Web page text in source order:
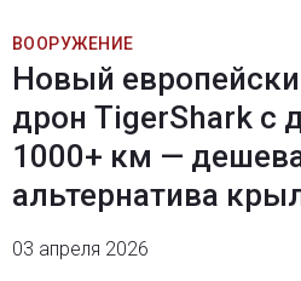
ВООРУЖЕНИЕ
Новый
дрон TigerShark с
1000+ км —
альтернатива
03 апреля 2026